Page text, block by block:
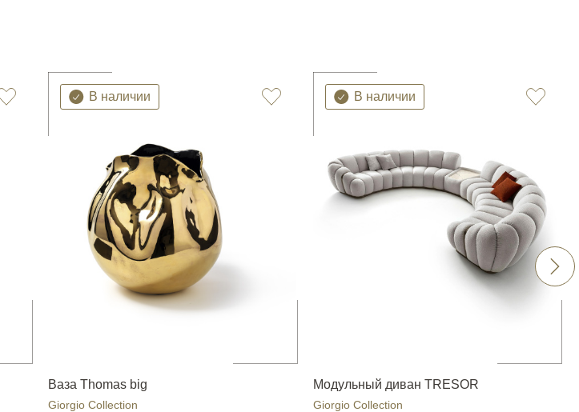
В наличии
Ваза Thomas big
Giorgio Collection
В наличии
Модульный диван TRESOR
Giorgio Collection